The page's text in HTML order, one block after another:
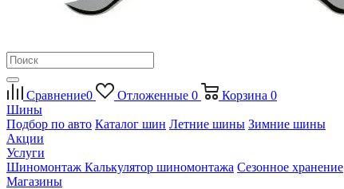
Сравнение0 Отложенные 0 Корзина 0
Шины
Подбор по авто Каталог шин Летние шины Зимние шины
Акции
Услуги
Шиномонтаж Калькулятор шиномонтажа Сезонное хранение
Магазины